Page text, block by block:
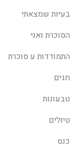
בעיות שמצאתי
הסוכרת ואני
התמודדות ע סוכרת
חגים
טבעונות
טיולים
כנס